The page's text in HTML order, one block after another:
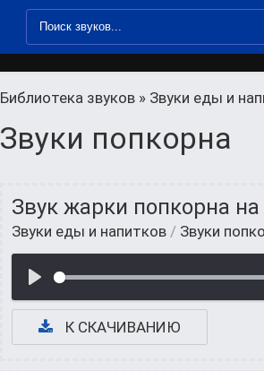
Библиотека звуков » Звуки еды и
Звуки попкорна
Звук жарки попкорна
Звуки еды и напитков / Звуки
К СКАЧИВАНИЮ